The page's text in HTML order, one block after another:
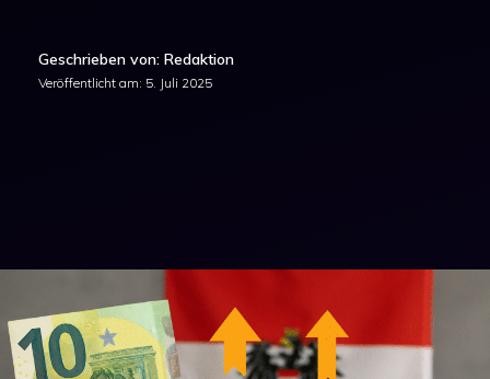
Geschrieben von: Redaktion
Veröffentlicht am: 5. Juli 2025